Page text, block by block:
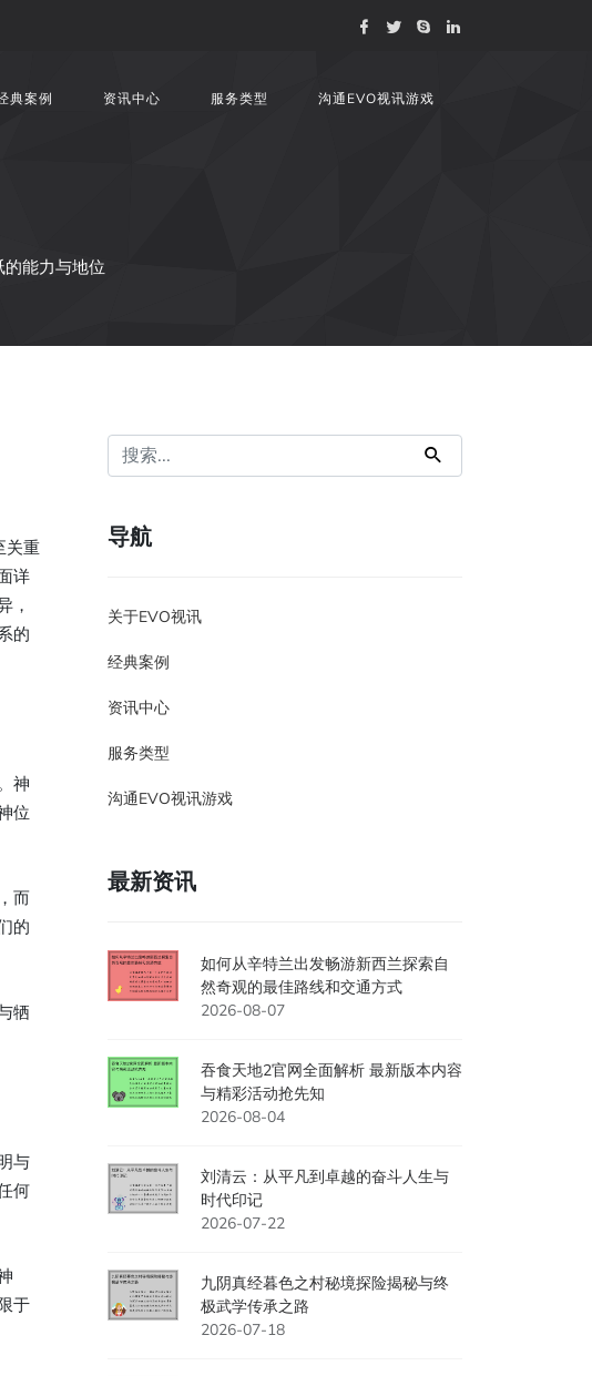
典案例 资讯中心 服务类型 沟通EVO视讯游戏
能力与地位
关重
详
，
的
神
位
而
的
牺
与
何
于
导航
关于EVO视讯
经典案例
资讯中心
服务类型
沟通EVO视讯游戏
最新资讯
如何从辛特兰出发畅游新西兰探索自
然奇观的最佳路线和交通方式
2026-08-07
吞食天地2官网全面解析 最新版本内容
与精彩活动抢先知
2026-08-04
刘清云：从平凡到卓越的奋斗人生与
时代印记
2026-07-22
九阴真经暮色之村秘境探险揭秘与终
极武学传承之路
2026-07-18